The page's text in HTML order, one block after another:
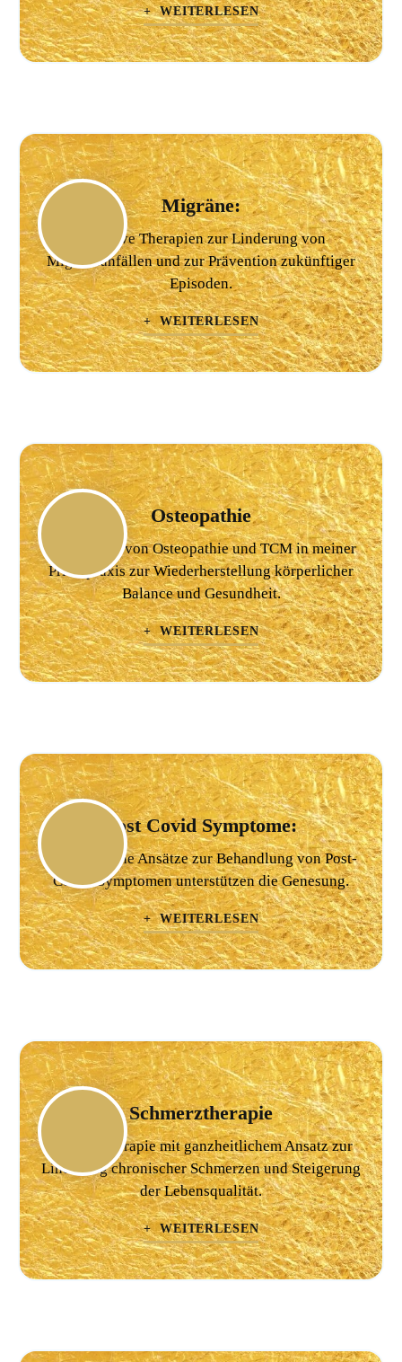
+ WEITERLESEN
Migräne:
Effektive Therapien zur Linderung von
Migräneanfällen und zur Prävention zukünftiger
Episoden.
+ WEITERLESEN
Osteopathie
Verbindung von Osteopathie und TCM in meiner
Privatpraxis zur Wiederherstellung körperlicher
Balance und Gesundheit.
+ WEITERLESEN
Post Covid Symptome:
Ganzheitliche Ansätze zur Behandlung von Post-
Covid-Symptomen unterstützen die Genesung.
+ WEITERLESEN
Schmerztherapie
Schmerztherapie mit ganzheitlichem Ansatz zur
Linderung chronischer Schmerzen und Steigerung
der Lebensqualität.
+ WEITERLESEN